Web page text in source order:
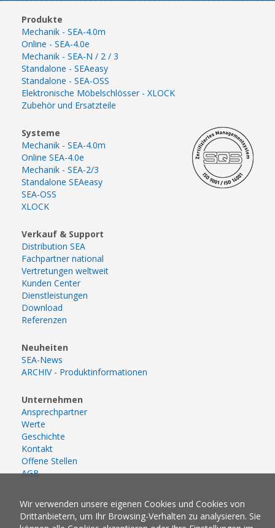
Produkte
Mechanik - SEA-4.0m
Online - SEA-4.0e
Mechanik - SEA-N / 2 / 3
Standalone - SEAeasy
Standalone - SEA-OSS
Elektronische Möbelschlösser - XLOCK
Zubehör und Ersatzteile
Systeme
Mechanik - SEA-4.0m
Online SEA-4.0e
Mechanik - SEA-2/3
Standalone SEAeasy
SEA-OSS
XLOCK
Verkauf & Support
Distribution SEA
Fachpartner national
Vertretungen weltweit
Kunden Center
Dienstleistungen
Download
Referenzen
Neuheiten
SEA-News
ARCHIV - Produktinformationen
Unternehmen
Ansprechpartner
Werte
Geschichte
Kontakt
Offene Stellen
AGB
Wir verwenden unsere eigenen Cookies und Cookies von
Drittanbietern, um Ihr Browsing-Verhalten zu analysieren. Sie